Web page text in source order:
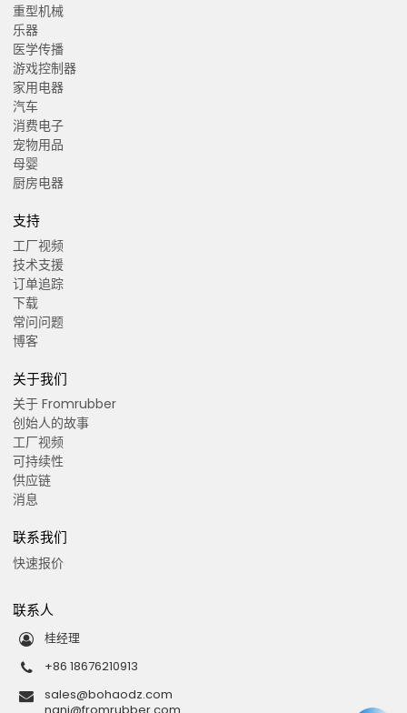
重型机械
乐器
医学传播
游戏控制器
家用电器
汽车
消费电子
宠物用品
母婴
厨房电器
支持
工厂视频
技术支援
订单追踪
下载
常问问题
博客
关于我们
关于 Fromrubber
创始人的故事
工厂视频
可持续性
供应链
消息
联系我们
快速报价
联系人
桂经理
+86 18676210913
sales@bohaodz.com